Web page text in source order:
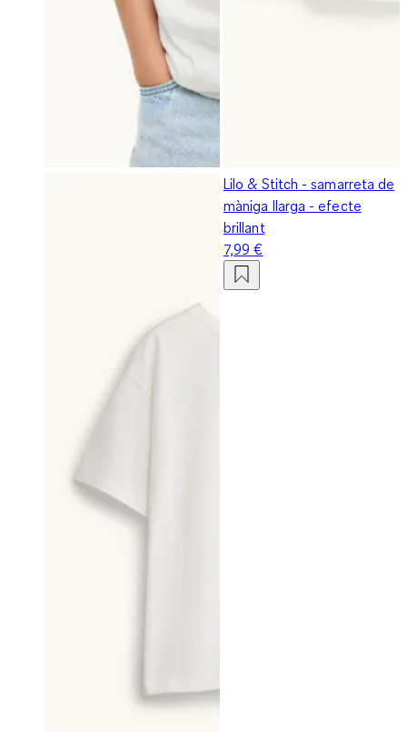
Lilo & Stitch - samarreta de
màniga llarga - efecte
brillant
7,99 €